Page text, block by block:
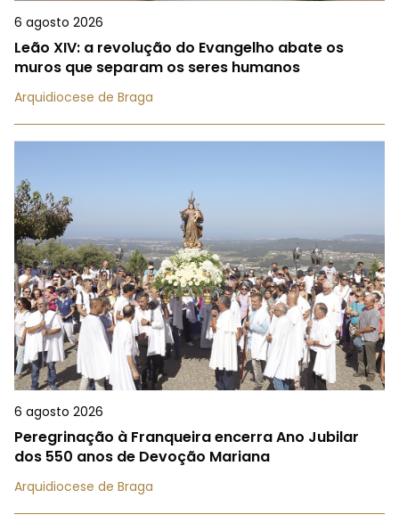
6 agosto 2026
Leão XIV: a revolução do Evangelho abate os
muros que separam os seres humanos
Arquidiocese de Braga
6 agosto 2026
Peregrinação à Franqueira encerra Ano Jubilar
dos 550 anos de Devoção Mariana
Arquidiocese de Braga